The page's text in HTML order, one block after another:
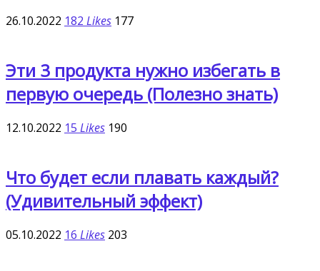
26.10.2022 182 Likes 177
Эти 3 продукта нужно избегать в
первую очередь (Полезно знать)
12.10.2022 15 Likes 190
Что будет если плавать каждый?
(Удивительный эффект)
05.10.2022 16 Likes 203